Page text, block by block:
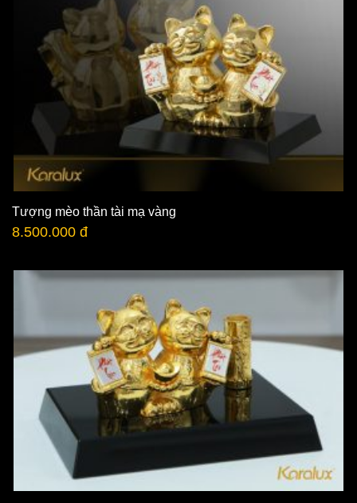
Tượng mèo thần tài mạ vàng
8.500.000 đ